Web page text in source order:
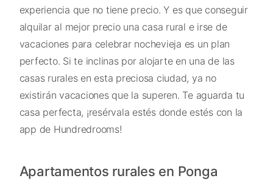
experiencia que no tiene precio. Y es que conseguir
alquilar al mejor precio una casa rural e irse de
vacaciones para celebrar nochevieja es un plan
perfecto. Si te inclinas por alojarte en una de las
casas rurales en esta preciosa ciudad, ya no
existirán vacaciones que la superen. Te aguarda tu
casa perfecta, ¡resérvala estés donde estés con la
app de Hundredrooms!
Apartamentos rurales en Ponga